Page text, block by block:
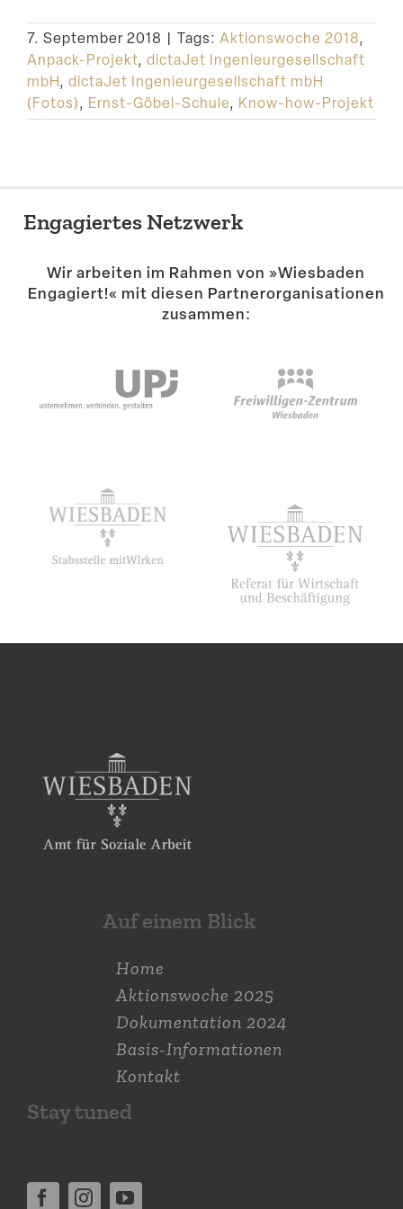
Suche
7. September 2018 | Tags: Aktionswoche 2018,
Anpack-Projekt, dictaJet Ingenieurgesellschaft
mbH, dictaJet Ingenieurgesellschaft mbH
(Fotos), Ernst-Göbel-Schule, Know-how-Projekt
Engagiertes Netzwerk
Wir arbeiten im Rahmen von »Wiesbaden
Engagiert!« mit diesen Partner­or­ga­ni­sa­tionen
zusammen:
Auf einem Blick
Home
Aktions­woche 2025
Dokumen­tation 2024
Basis-Informationen
Kontakt
Stay tuned